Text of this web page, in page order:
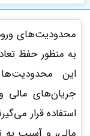
محدودیت‌های
به منظور حفظ
این محدودیت‌ها
جریان‌های مالی
استفاده قرار